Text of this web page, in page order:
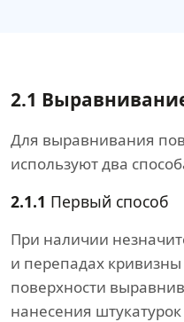
2.1
Для выравнивания
используют два
2.1.1 Первый способ
При наличии
и перепадах
поверхности
нанесения